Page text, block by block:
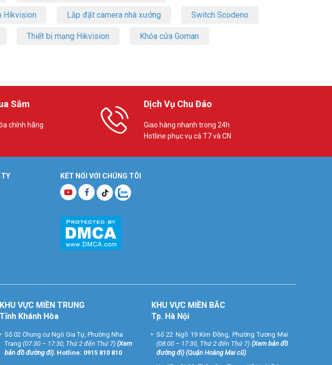
Hikvision Lắp đặt camera nhà xưởng Switch Scodeno
Thiết bị mạng Hikvision Khóa cửa Goman
Sắm
chính hãng
Dịch Vụ Chu Đáo
Giao hàng nhanh trong 24h
Hotline phục vụ cả T7 và CN
KẾT NỐI VỚI CHÚNG TÔI
TY
KHU VỰC MIỀN TRUNG
Tỉnh Khánh Hòa
Số 02 Chung cư Ngô Gia Tự, Phường Nha
Trang (07:30 – 17:30, Thứ 2 đến Thứ 7) (Xem
bản đồ đường đi). Hotline: 0915 810 810
KHU VỰC MIỀN BẮC
Tp. Hà Nội
Số 22 Ngõ 19 Kim Đồng, Phường Tương Mai
(08:00 – 17:30, Thứ 2 đến Thứ 7) (Xem bản đồ
đường đi) (Quận Hoàng Mai cũ)